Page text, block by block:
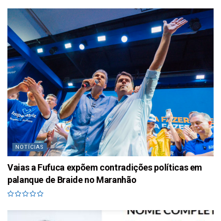
NOTÍCIAS
Vaias a Fufuca expõem contradições políticas em
palanque de Braide no Maranhão